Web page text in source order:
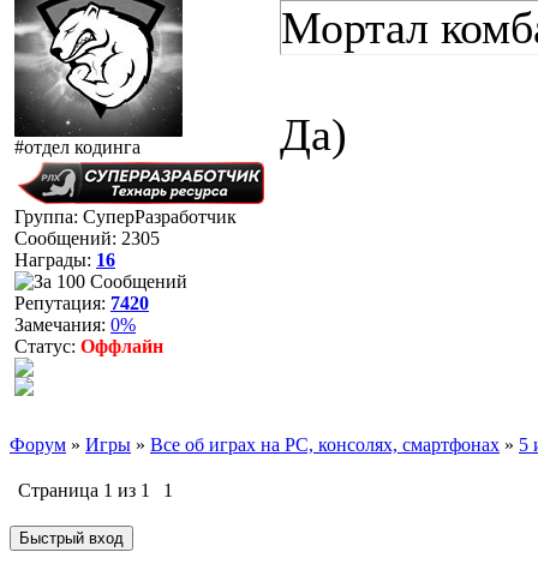
#отдел кодинга
Группа: СуперРазработчик
Сообщений: 2305
Награды: 16
Репутация: 7420
Замечания: 0%
Статус: Оффлайн
Мортал
Да)
Форум » Игры » Все об играх на PC, консолях, смартфонах » 5
Страница 1 из 1 1